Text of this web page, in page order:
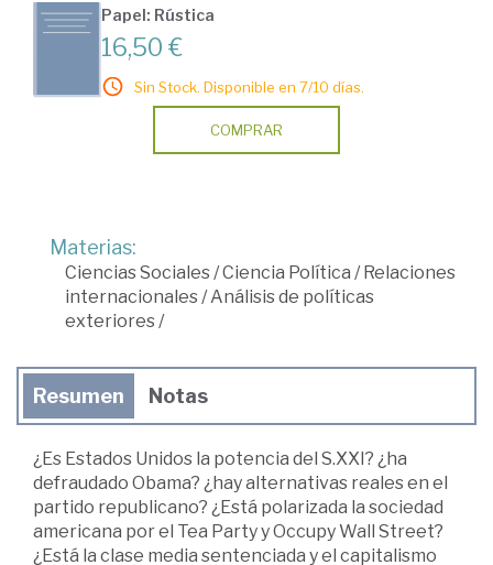
Papel: Rústica
16,50 €
Sin Stock. Disponible en 7/10 días.
COMPRAR
Materias:
Ciencias Sociales/Ciencia Política /Relaciones
internacionales/Análisis de políticas
exteriores/
Resumen Notas
¿Es Estados Unidos la potencia del S.XXI? ¿ha
defraudado Obama? ¿hay alternativas reales en el
partido republicano? ¿Está polarizada la sociedad
americana por el Tea Party y Occupy Wall Street?
¿Está la clase media sentenciada y el capitalismo